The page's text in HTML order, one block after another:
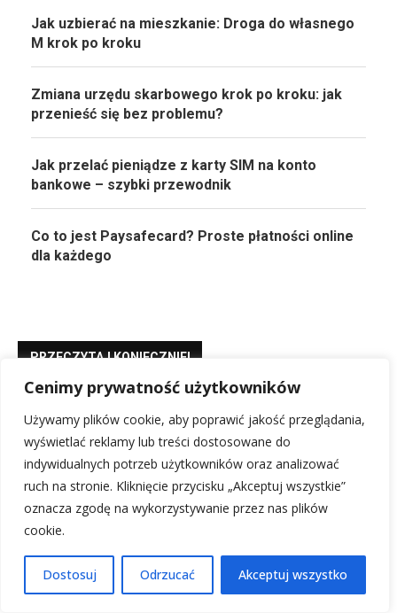
Cenimy prywatność użytkowników
Używamy plików cookie, aby poprawić jakość przeglądania,
wyświetlać reklamy lub treści dostosowane do
indywidualnych potrzeb użytkowników oraz analizować
ruch na stronie. Kliknięcie przycisku „Akceptuj wszystkie”
oznacza zgodę na wykorzystywanie przez nas plików
cookie.
Dostosuj Odrzucać Akceptuj wszystko
Jak uzbierać na mieszkanie: Droga do własnego
M krok po kroku
Zmiana urzędu skarbowego krok po kroku: jak
przenieść się bez problemu?
Jak przelać pieniądze z karty SIM na konto
bankowe – szybki przewodnik
Co to jest Paysafecard? Proste płatności online
dla każdego
PRZECZYTAJ KONIECZNIE!
Sen o robakach: Znaczenie snu, sennik i co
zwiastuje
21 stycznia, 2026
PPK co to jest? Wyjaśniamy wszystko krok po kroku!
9 stycznia, 2026
Rankingi Ligue 1: Aktualna Tabela i Klasyfikacja Piłkarska